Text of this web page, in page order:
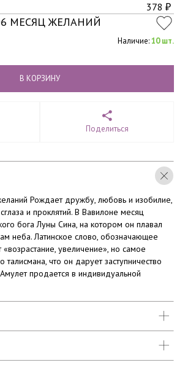
378 ₽
МЕСЯЦ ЖЕЛАНИЙ
Наличие:10 шт.
В КОРЗИНУ
Поделиться
Рождает дружбу, любовь и изобилие,
и проклятий. В Вавилоне месяц
бога Луны Сина, на котором он плавал
неба. Латинское слово, обозначающее
увеличение», но самое
талисмана, что он дарует заступничество
продается в индивидуальной